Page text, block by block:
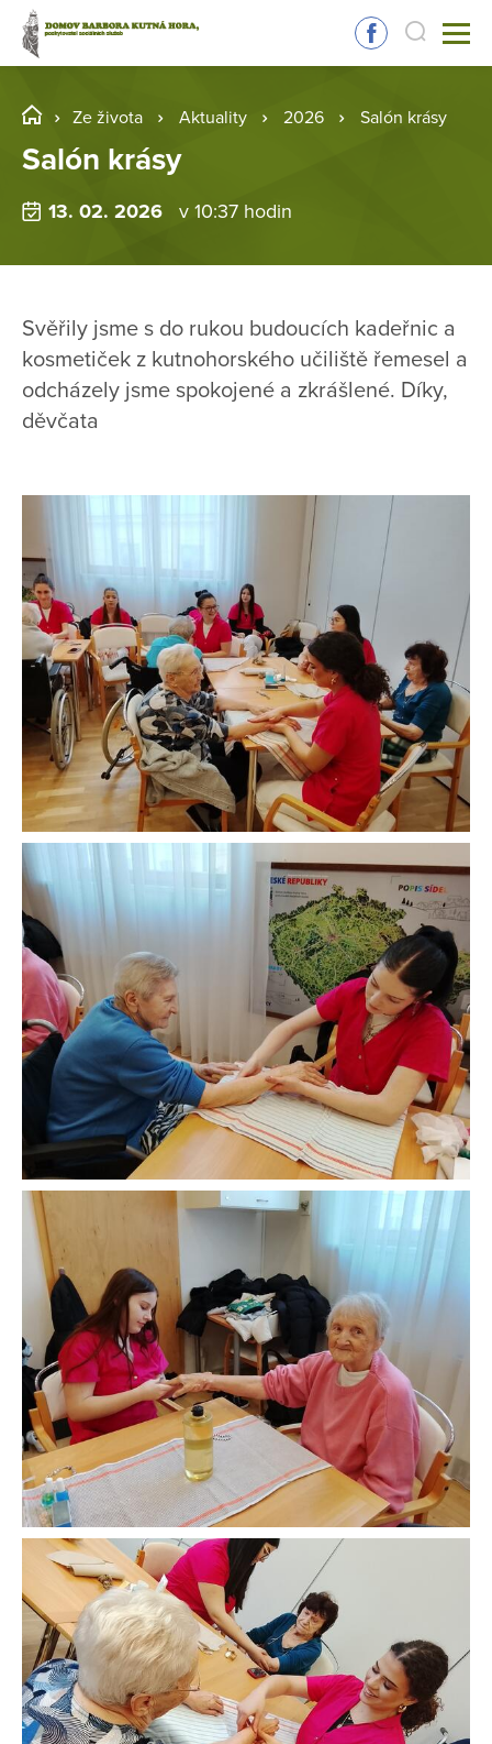
Ze života Aktuality 2026 Salón krásy
Salón krásy
13. 02. 2026 v 10:37 hodin
Svěřily jsme s do rukou budoucích kadeřnic a
kosmetiček z kutnohorského učiliště řemesel a
odcházely jsme spokojené a zkrášlené. Díky,
děvčata